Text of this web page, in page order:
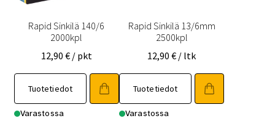
Rapid Sinkilä 140/6
2000kpl
12,90 € / pkt
Tuotetiedot
Varastossa
Rapid Sinkilä 13/6mm
2500kpl
12,90€ / ltk
Tuotetiedot
Varastossa